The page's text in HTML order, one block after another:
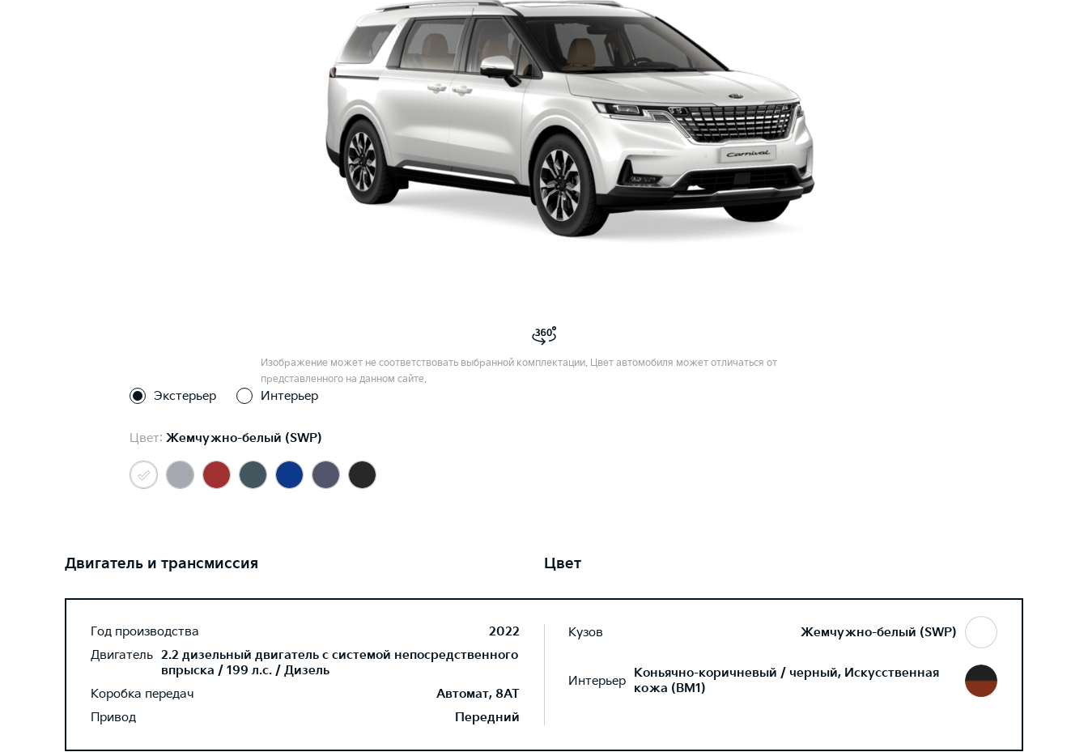
Изображение может не соответствовать выбранной комплектации. Цвет автомобиля может отличаться от
представленного на данном сайте.
Экстерьер Интерьер
Цвет: Жемчужно-белый (SWP)
Двигатель и трансмиссия
Год производства
2022
Двигатель 2.2 дизельный двигатель с системой непосредственного
впрыска / 199 л.с. / Дизель
Коробка передач
Автомат, 8AT
Привод
Передний
Цвет
Кузов Жемчужно-белый (SWP)
Интерьер Коньячно-коричневый / черный, Искусственная
кожа (BM1)